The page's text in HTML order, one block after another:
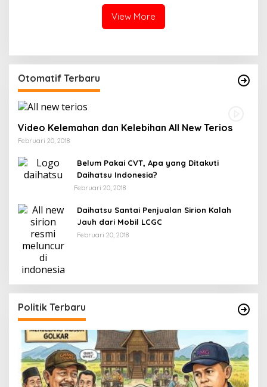
Kebersamaan di Bumi
Latemmamala
View More
Otomatif Terbaru
Video Kelemahan dan Kelebihan All New Terios
Februari 20, 2018
Belum Pakai CVT, Apa yang Ditakuti
Daihatsu Indonesia?
Februari 20, 2018
Daihatsu Santai Penjualan Sirion Kalah
Jauh dari Mobil LCGC
Februari 20, 2018
Politik Terbaru